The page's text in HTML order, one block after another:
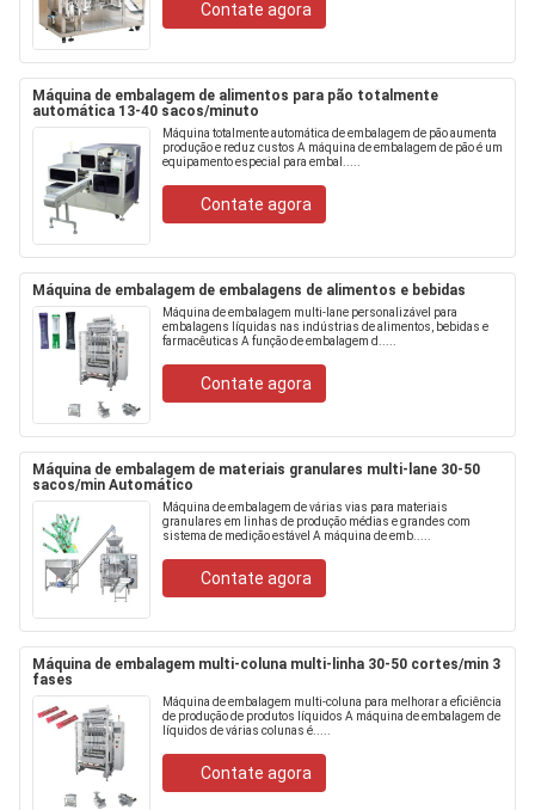
Contate agora
Máquina de embalagem de alimentos para pão totalmente
automática 13-40 sacos/minuto
Máquina totalmente automática de embalagem de pão aumenta
produção e reduz custos A máquina de embalagem de pão é um
equipamento especial para embal.....
Contate agora
Máquina de embalagem de embalagens de alimentos e bebidas
Máquina de embalagem multi-lane personalizável para
embalagens líquidas nas indústrias de alimentos, bebidas e
farmacêuticas A função de embalagem d.....
Contate agora
Máquina de embalagem de materiais granulares multi-lane 30-50
sacos/min Automático
Máquina de embalagem de várias vias para materiais
granulares em linhas de produção médias e grandes com
sistema de medição estável A máquina de emb.....
Contate agora
Máquina de embalagem multi-coluna multi-linha 30-50 cortes/min 3
fases
Máquina de embalagem multi-coluna para melhorar a eficiência
de produção de produtos líquidos A máquina de embalagem de
líquidos de várias colunas é.....
Contate agora